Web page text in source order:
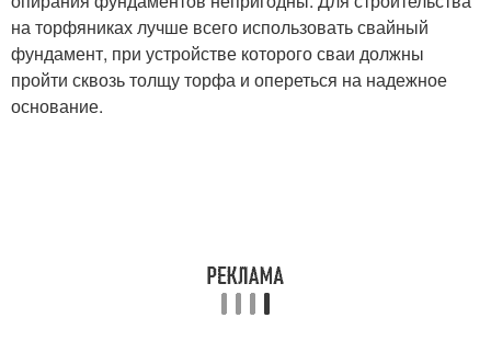
на торфяниках лучше всего использовать свайный
фундамент, при устройстве которого сваи должны
пройти сквозь толщу торфа и опереться на надежное
основание.